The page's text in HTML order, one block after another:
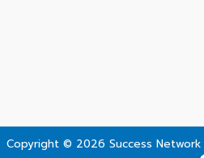
Copyright © 2026 Success Network